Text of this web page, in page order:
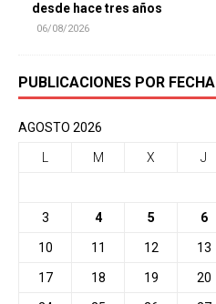
desde hace tres años
06/08/2026
PUBLICACIONES POR FECHA
AGOSTO 2026
M X J
3 4 5 6
10 11 12 13
17 18 19 20